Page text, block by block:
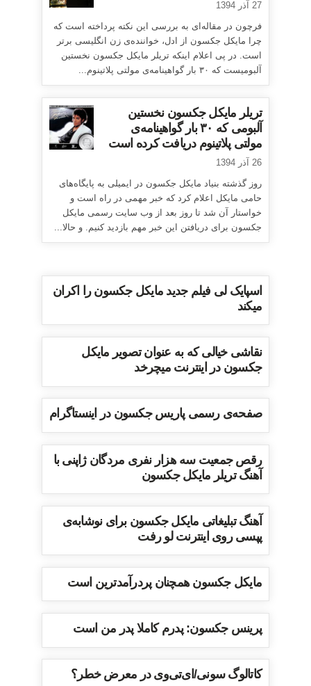
27 آذر 1394
فرچون در مقاله‌ای به بررسی این نکته پرداخته است که
چرا مایکل جکسون از ادل، خواننده‌ی زن انگلیسی برتر
است. در پی اعلام اینکه تریلر مایکل جکسون نخستین
آلبومیست که ۳۰ بار گواهینامه‌ی مولتی پلاتینوم...
تریلر مایکل جکسون نخستین
آلبومی که ۳۰ بار گواهینامه‌ی
مولتی پلاتینوم دریافت کرده است
26 آذر 1394
روز گذشته بنیاد مایکل جکسون در ایمیلی به پایگاه‌های
حامی مایکل اعلام کرد که خبر مهمی در راه است و
خواستار آن شد تا روز بعد از وب سایت رسمی مایکل
جکسون برای دریافتن این خبر مهم بازدید کنیم. و حالا...
اسپایک لی فیلم جدید مایکل جکسون را اکران
میکند
نقاشی خیالی که به عنوان تصویر مایکل
جکسون در اینترنت میچرخد
صفحه‌ی رسمی پاریس جکسون در اینستاگرام
رقص جمعیت سه هزار نفری مردگان ژاپنی با
آهنگ تریلر مایکل جکسون
آهنگ تبلیغاتی مایکل جکسون برای نوشابه‌ی
پپسی روی اینترنت لو رفت
مایکل جکسون همچنان پردرآمدترین است
پرینس جکسون: پدرم کاملا پدر من است
کاتالوگ سونی/ای‌تی‌وی در معرض خطر؟